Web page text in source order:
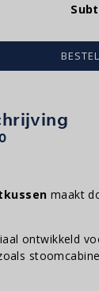
maakt
ontwikkeld